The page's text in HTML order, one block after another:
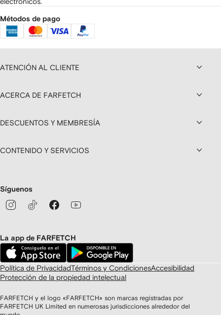
Métodos de pago
ATENCIÓN AL CLIENTE
ACERCA DE FARFETCH
DESCUENTOS Y MEMBRESÍA
CONTENIDO Y SERVICIOS
Síguenos
La app de FARFETCH
Política de PrivacidadTérminos y CondicionesAccesibilidad
Protección de la propiedad intelectual
FARFETCH y el logo «FARFETCH» son marcas registradas por
FARFETCH UK Limited en numerosas jurisdicciones alrededor del